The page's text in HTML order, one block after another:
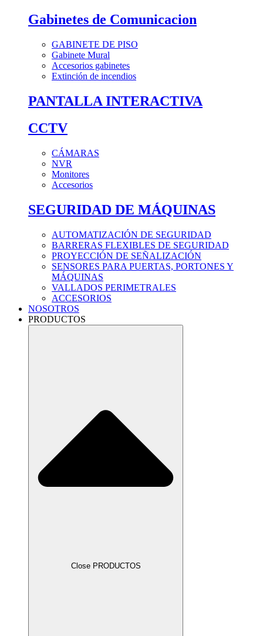
Gabinetes de Comunicacion
GABINETE DE PISO
Gabinete Mural
Accesorios gabinetes
Extinción de incendios
PANTALLA INTERACTIVA
CCTV
CÁMARAS
NVR
Monitores
Accesorios
SEGURIDAD DE MÁQUINAS
AUTOMATIZACIÓN DE SEGURIDAD
BARRERAS FLEXIBLES DE SEGURIDAD
PROYECCIÓN DE SEÑALIZACIÓN
SENSORES PARA PUERTAS, PORTONES Y
MÁQUINAS
VALLADOS PERIMETRALES
ACCESORIOS
NOSOTROS
PRODUCTOS
Close PRODUCTOS